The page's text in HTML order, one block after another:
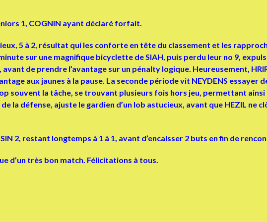
1, COGNIN ayant déclaré forfait.
5 à 2, résultat qui les conforte en tête du classement et les
sur une magnifique bicyclette de SIAH, puis perdu leur no 9,
de prendre l’avantage sur un pénalty logique. Heureusement,
aux jaunes à la pause. La seconde période vit NEYDENS essayer
souvent la tâche, se trouvant plusieurs fois hors jeu, permettant ainsi
la défense, ajuste le gardien d’un lob astucieux, avant que HEZIL ne
2, restant longtemps à 1 à 1, avant d’encaisser 2 buts en fin de
d’un très bon match. Félicitations à tous.